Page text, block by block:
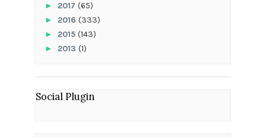
► 2017 (65)
► 2016 (333)
► 2015 (143)
► 2013 (1)
Social Plugin